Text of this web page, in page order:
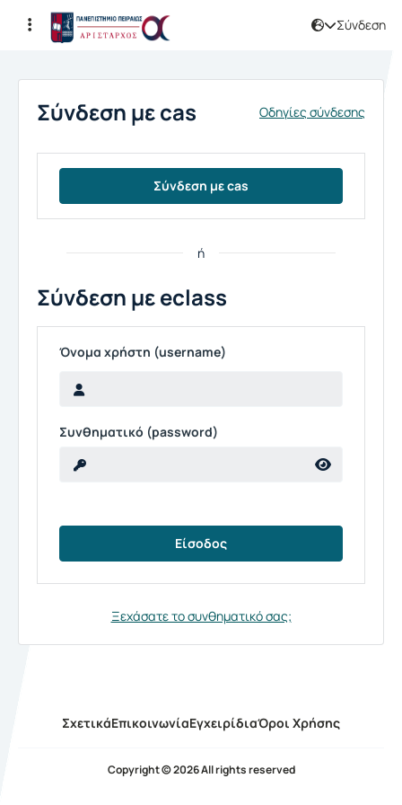
Σύνδεση
Σύνδεση
Σύνδεση με cas Οδηγίες σύνδεσης
Σύνδεση με cas
ή
Σύνδεση με eclass
Όνομα χρήστη (username)
Συνθηματικό (password)
Ξεχάσατε το συνθηματικό σας;
ΣχετικάΕπικοινωνίαΕγχειρίδιαΌροι Χρήσης
Copyright © 2026 All rights reserved